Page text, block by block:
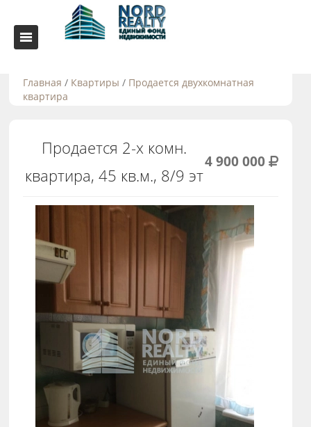
Главная / Квартиры / Продается двухкомнатная
квартира
Продается 2-х комн.
квартира, 45 кв.м., 8/9 эт
4 900 000